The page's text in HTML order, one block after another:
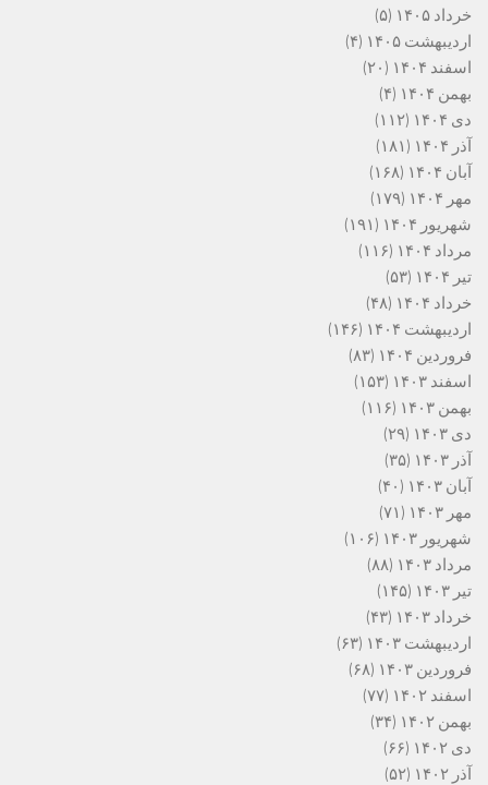
خرداد ۱۴۰۵
(۵)
اردیبهشت ۱۴۰۵
(۴)
اسفند ۱۴۰۴
(۲۰)
بهمن ۱۴۰۴
(۴)
دی ۱۴۰۴
(۱۱۲)
آذر ۱۴۰۴
(۱۸۱)
آبان ۱۴۰۴
(۱۶۸)
مهر ۱۴۰۴
(۱۷۹)
شهریور ۱۴۰۴
(۱۹۱)
مرداد ۱۴۰۴
(۱۱۶)
تیر ۱۴۰۴
(۵۳)
خرداد ۱۴۰۴
(۴۸)
اردیبهشت ۱۴۰۴
(۱۴۶)
فروردین ۱۴۰۴
(۸۳)
اسفند ۱۴۰۳
(۱۵۳)
بهمن ۱۴۰۳
(۱۱۶)
دی ۱۴۰۳
(۲۹)
آذر ۱۴۰۳
(۳۵)
آبان ۱۴۰۳
(۴۰)
مهر ۱۴۰۳
(۷۱)
شهریور ۱۴۰۳
(۱۰۶)
مرداد ۱۴۰۳
(۸۸)
تیر ۱۴۰۳
(۱۴۵)
خرداد ۱۴۰۳
(۴۳)
اردیبهشت ۱۴۰۳
(۶۳)
فروردین ۱۴۰۳
(۶۸)
اسفند ۱۴۰۲
(۷۷)
بهمن ۱۴۰۲
(۳۴)
دی ۱۴۰۲
(۶۶)
آذر ۱۴۰۲
(۵۲)